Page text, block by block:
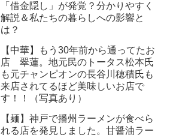
「借金隠し」が発覚？分かりやすく
解説＆私たちの暮らしへの影響と
は？
【中華】もう30年前から通ってたお
店 翠蓮。地元民のトータス松本氏
も元チャンピオンの長谷川穂積氏も
来店されてるほど美味しいお店で
す！！（写真あり）
【麺】神戸で播州ラーメンが食べら
れる店を発見しました。甘醤油ラー